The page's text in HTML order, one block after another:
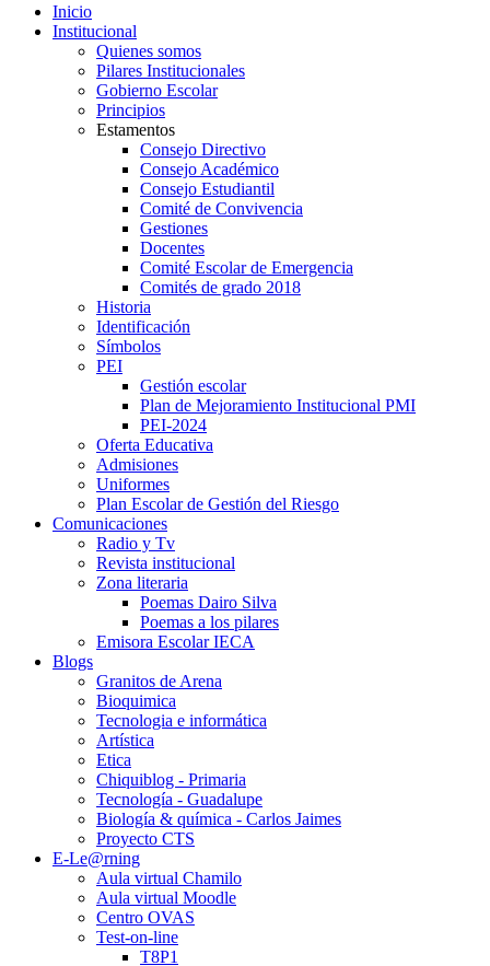
Inicio
Institucional
Quienes somos
Pilares Institucionales
Gobierno Escolar
Principios
Estamentos
Consejo Directivo
Consejo Académico
Consejo Estudiantil
Comité de Convivencia
Gestiones
Docentes
Comité Escolar de Emergencia
Comités de grado 2018
Historia
Identificación
Símbolos
PEI
Gestión escolar
Plan de Mejoramiento Institucional PMI
PEI-2024
Oferta Educativa
Admisiones
Uniformes
Plan Escolar de Gestión del Riesgo
Comunicaciones
Radio y Tv
Revista institucional
Zona literaria
Poemas Dairo Silva
Poemas a los pilares
Emisora Escolar IECA
Blogs
Granitos de Arena
Bioquimica
Tecnologia e informática
Artística
Etica
Chiquiblog - Primaria
Tecnología - Guadalupe
Biología & química - Carlos Jaimes
Proyecto CTS
E-Le@rning
Aula virtual Chamilo
Aula virtual Moodle
Centro OVAS
Test-on-line
T8P1